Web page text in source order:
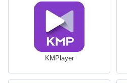
KMPlayer